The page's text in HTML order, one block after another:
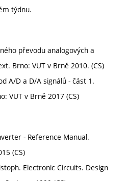
týdnu.
převodu analogových a
Brno: VUT v Brně 2010. (CS)
A/D a D/A signálů - část 1.
VUT v Brně 2017 (CS)
- Reference Manual.
(CS)
Electronic Circuits. Design